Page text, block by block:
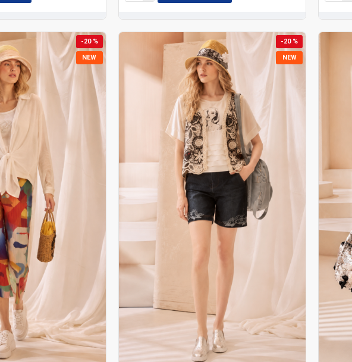
NEW
-20 %
NEW
-20 %